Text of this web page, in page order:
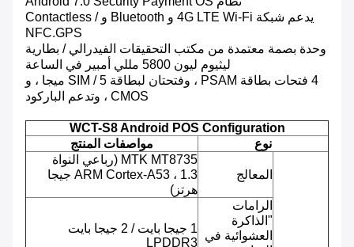
يدعم شبكة 4G LTE Wi-Fi و Bluetooth و Contactless /
NFC.GPS
وحدة بصمة معتمدة من مكتب التحقيقات الفيدرالي / بطارية
ليثيوم ليون 5800 مللي أمبير في الساعة
4 فتحات بطاقة PSAM ، وفتحتان لبطاقة SIM / 5 ميجا ، و
CMOS ، وتدعم الباركود
WCT-S8 Android POS Configuration
نوع
مواصفات المنتج
المعالج
MTK MT8735 (رباعي النواة
ARM Cortex-A53 ، 1.3 جيجا
هرتز)
الرامات
"الذاكرة
العشوائية في
1 جيجا بايت / 2 جيجا بايت
LPDDR3